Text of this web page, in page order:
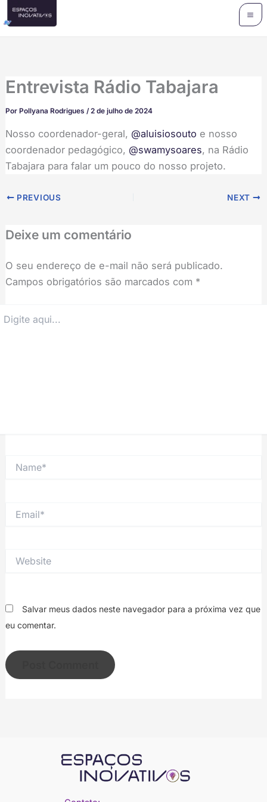
para
Entrevista Rádio Tabajara
Por Pollyana Rodrigues /2 de julho de 2024
Nosso coordenador-geral, @aluisiosouto e nosso
coordenador pedagógico, @swamysoares, na Rádio
Tabajara para falar um pouco do nosso projeto.
PREVIOUS NEXT
Deixe um comentário
O seu endereço de e-mail não será publicado.
Campos obrigatórios são marcados com *
Salvar meus dados neste navegador para a próxima vez que
eu comentar.